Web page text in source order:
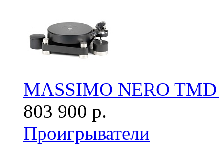
MASSIMO NERO TMD
803 900 р.
Проигрыватели